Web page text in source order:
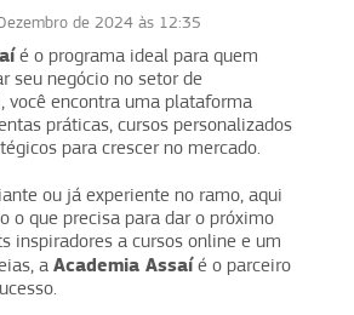
de 2024 às 12:35
é o programa ideal para quem
seu negócio no setor de
você encontra uma plataforma
práticas, cursos personalizados
para crescer no mercado.
ou já experiente no ramo, aqui
o que precisa para dar o próximo
inspiradores a cursos online e um
a Academia Assaíé o parceiro